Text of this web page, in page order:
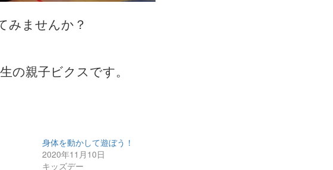
みませんか？
の親子ビクスです。
身体を動かして遊ぼう！
2020年11月10日
キッズデー